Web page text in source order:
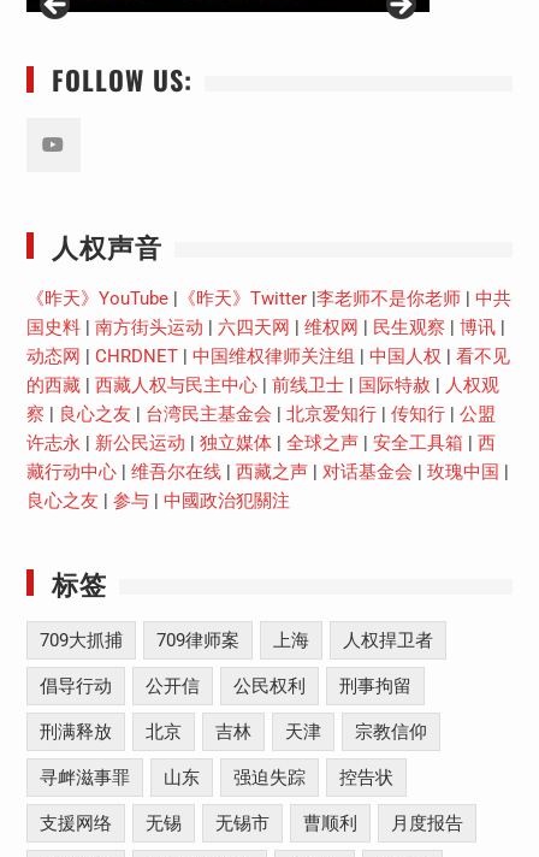
FOLLOW US:
人权声音
《昨天》YouTube| 《昨天》Twitter| 李老师不是你老师| 中共
国史料| 南方街头运动 六四天网 维权网 民生观察 博讯|
动态网
CHRDNET| 中国维权律师关注组 中国人权
看不见
的西藏| 西藏人权与民主中心| 前线卫士| 国际特赦
人权观
察
良心之友 台湾民主基金会 北京爱知行| 传知行| 公盟
许志永
新公民运动 独立媒体| 全球之声| 安全工具箱
西
藏行动中心| 维吾尔在线| 西藏之声| 对话基金会 玫瑰中国
良心之友
参与| 中國政治犯關注
标签
709大抓捕 709律师案 上海 人权捍卫者
倡导行动 公开信 公民权利 刑事拘留
刑满释放 北京 吉林 天津 宗教信仰
寻衅滋事罪 山东 强迫失踪 控告状
支援网络 无锡 无锡市 曹顺利 月度报告